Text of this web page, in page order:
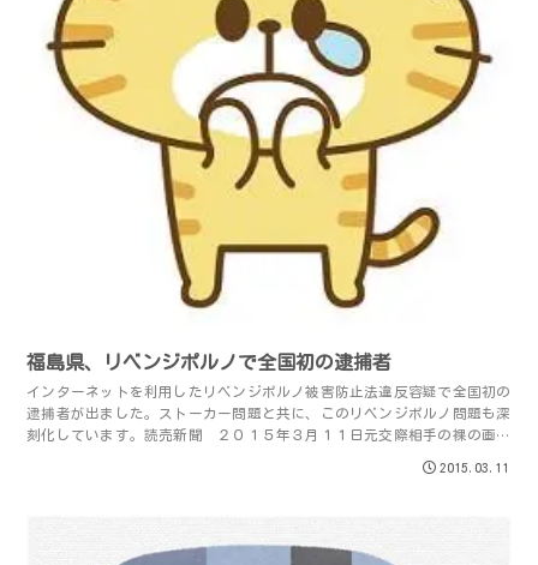
福島県、リベンジポルノで全国初の逮捕者
インターネットを利用したリベンジポルノ被害防止法違反容疑で全国初の
逮捕者が出ました。ストーカー問題と共に、このリベンジポルノ問題も深
刻化しています。読売新聞 ２０１５年３月１１日元交際相手の裸の画像
2015.03.11